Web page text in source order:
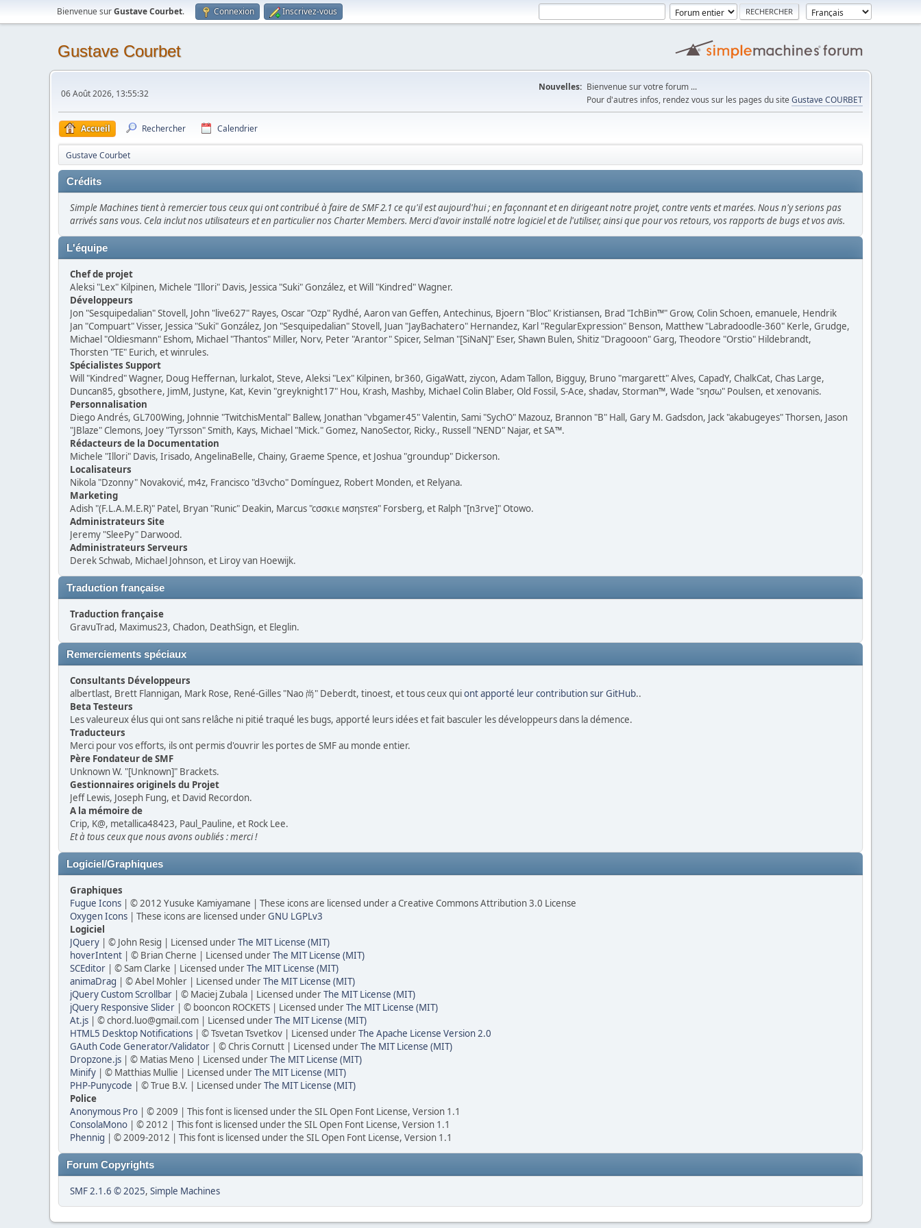
Bienvenue surGustave Courbet. Connexion Inscrivez-vous
Gustave Courbet
06 Août 2026, 13:55:32
Nouvelles: Bienvenue sur votre forum ...
Pour d'autres infos, rendez vous sur les pages du site Gustave COURBET
Accueil Rechercher Calendrier
Gustave Courbet
Crédits
Simple Machines tient à remercier tous ceux qui ont contribué à faire de SMF 2.1 ce qu'il est aujourd'hui ; en façonnant et en dirigeant notre projet, contre vents et marées. Nous n'y serions pas
arrivés sans vous. Cela inclut nos utilisateurs et en particulier nos Charter Members. Merci d'avoir installé notre logiciel et de l'utiliser, ainsi que pour vos retours, vos rapports de bugs et vos avis.
L'équipe
Chef de projet
Aleksi "Lex" Kilpinen, Michele "Illori" Davis, Jessica "Suki" González, et Will "Kindred" Wagner.
Développeurs
Jon "Sesquipedalian" Stovell, John "live627" Rayes, Oscar "Ozp" Rydhé, Aaron van Geffen, Antechinus, Bjoern "Bloc" Kristiansen, Brad "IchBin™" Grow, Colin Schoen, emanuele, Hendrik
Jan "Compuart" Visser, Jessica "Suki" González, Jon "Sesquipedalian" Stovell, Juan "JayBachatero" Hernandez, Karl "RegularExpression" Benson, Matthew "Labradoodle-360" Kerle, Grudge,
Michael "Oldiesmann" Eshom, Michael "Thantos" Miller, Norv, Peter "Arantor" Spicer, Selman "[SiNaN]" Eser, Shawn Bulen, Shitiz "Dragooon" Garg, Theodore "Orstio" Hildebrandt,
Thorsten "TE" Eurich, et winrules.
Spécialistes Support
Will "Kindred" Wagner, Doug Heffernan, lurkalot, Steve, Aleksi "Lex" Kilpinen, br360, GigaWatt, ziycon, Adam Tallon, Bigguy, Bruno "margarett" Alves, CapadY, ChalkCat, Chas Large,
Duncan85, gbsothere, JimM, Justyne, Kat, Kevin "greyknight17" Hou, Krash, Mashby, Michael Colin Blaber, Old Fossil, S-Ace, shadav, Storman™, Wade "sησω" Poulsen, et xenovanis.
Personnalisation
Diego Andrés, GL700Wing, Johnnie "TwitchisMental" Ballew, Jonathan "vbgamer45" Valentin, Sami "SychO" Mazouz, Brannon "B" Hall, Gary M. Gadsdon, Jack "akabugeyes" Thorsen, Jason
"JBlaze" Clemons, Joey "Tyrsson" Smith, Kays, Michael "Mick." Gomez, NanoSector, Ricky., Russell "NEND" Najar, et SA™.
Rédacteurs de la Documentation
Michele "Illori" Davis, Irisado, AngelinaBelle, Chainy, Graeme Spence, et Joshua "groundup" Dickerson.
Localisateurs
Nikola "Dzonny" Novaković, m4z, Francisco "d3vcho" Domínguez, Robert Monden, et Relyana.
Marketing
Adish "(F.L.A.M.E.R)" Patel, Bryan "Runic" Deakin, Marcus "cσσкιє мσηѕтєя" Forsberg, et Ralph "[n3rve]" Otowo.
Administrateurs Site
Jeremy "SleePy" Darwood.
Administrateurs Serveurs
Derek Schwab, Michael Johnson, et Liroy van Hoewijk.
Traduction française
Traduction française
GravuTrad, Maximus23, Chadon, DeathSign, et Eleglin.
Remerciements spéciaux
Consultants Développeurs
albertlast, Brett Flannigan, Mark Rose, René-Gilles "Nao 尚" Deberdt, tinoest, et tous ceux quiont apporté leur contribution sur GitHub..
Beta Testeurs
Les valeureux élus qui ont sans relâche ni pitié traqué les bugs, apporté leurs idées et fait basculer les développeurs dans la démence.
Traducteurs
Merci pour vos efforts, ils ont permis d'ouvrir les portes de SMF au monde entier.
Père Fondateur de SMF
Unknown W. "[Unknown]" Brackets.
Gestionnaires originels du Projet
Jeff Lewis, Joseph Fung, et David Recordon.
A la mémoire de
Crip, K@, metallica48423, Paul_Pauline, et Rock Lee.
Et à tous ceux que nous avons oubliés : merci !
Logiciel/Graphiques
Graphiques
Fugue Icons | © 2012 Yusuke Kamiyamane | These icons are licensed under a Creative Commons Attribution 3.0 License
Oxygen Icons | These icons are licensed underGNU LGPLv3
Logiciel
JQuery | © John Resig | Licensed underThe MIT License (MIT)
hoverIntent | © Brian Cherne | Licensed underThe MIT License (MIT)
SCEditor | © Sam Clarke | Licensed underThe MIT License (MIT)
animaDrag | © Abel Mohler | Licensed underThe MIT License (MIT)
jQuery Custom Scrollbar | © Maciej Zubala | Licensed underThe MIT License (MIT)
jQuery Responsive Slider | © booncon ROCKETS | Licensed underThe MIT License (MIT)
At.js | © chord.luo@gmail.com | Licensed underThe MIT License (MIT)
HTML5 Desktop Notifications | © Tsvetan Tsvetkov | Licensed underThe Apache License Version 2.0
GAuth Code Generator/Validator | © Chris Cornutt | Licensed underThe MIT License (MIT)
Dropzone.js | © Matias Meno | Licensed underThe MIT License (MIT)
Minify | © Matthias Mullie | Licensed underThe MIT License (MIT)
PHP-Punycode | © True B.V. | Licensed underThe MIT License (MIT)
Police
Anonymous Pro | © 2009 | This font is licensed under the SIL Open Font License, Version 1.1
ConsolaMono | © 2012 | This font is licensed under the SIL Open Font License, Version 1.1
Phennig | © 2009-2012 | This font is licensed under the SIL Open Font License, Version 1.1
Forum Copyrights
SMF 2.1.6 © 2025, Simple Machines